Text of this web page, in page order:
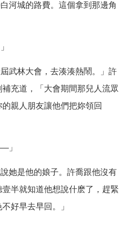
城的路費。這個拿到那邊角
林大會，去湊湊熱鬧。」許
充道，「大會期間那兒人流眾
親人朋友讓他們把妳領回
」
是他的娘子。許喬跟他沒有
半就知道他想說什麽了，趕緊
好早去早回。」